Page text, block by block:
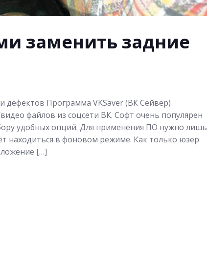
заменить задние
дефектов Программа VKSaver (ВК Сейвер)
файлов из соцсети ВК. Софт очень популярен
удобных опций. Для применения ПО нужно лишь
находиться в фоновом режиме. Как только юзер
[…]